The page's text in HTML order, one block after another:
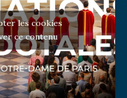
les cookies
ce contenu